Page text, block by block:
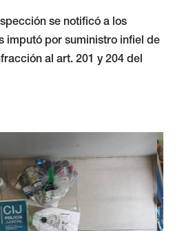
se notificó a los
imputó por suministro infiel de
al art. 201 y 204 del